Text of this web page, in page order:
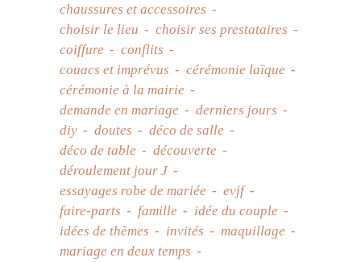
chaussures et accessoires
choisir le lieu
choisir ses prestataires
coiffure
conflits
couacs et imprévus
cérémonie laïque
cérémonie à la mairie
demande en mariage
derniers jours
diy
doutes
déco de salle
déco de table
découverte
déroulement jour J
essayages robe de mariée
evjf
faire-parts
famille
idée du couple
idées de thèmes
invités
maquillage
mariage en deux temps